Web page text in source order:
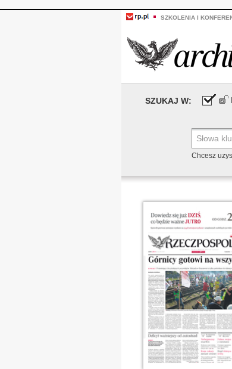
SZKOLENIA I
SZUKAJ W:
Chcesz